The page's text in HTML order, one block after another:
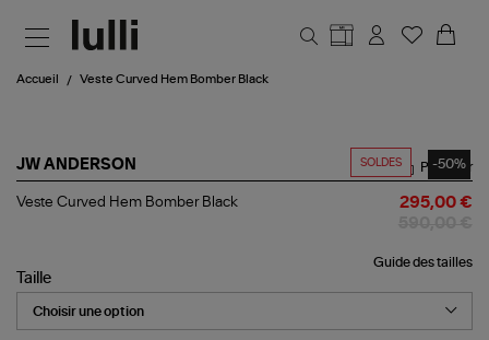
Accueil Veste Curved Hem Bomber Black
SOLDES -50%
JW ANDERSON
Veste
Black
Partager
Veste Curved Hem Bomber Black 295,00 €
Guide des tailles
Taille